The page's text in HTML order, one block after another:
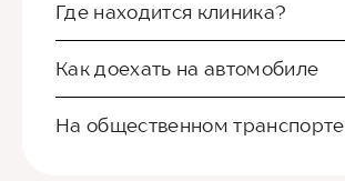
Где находится клиника?
Как доехать на автомобиле
На общественном транспорте